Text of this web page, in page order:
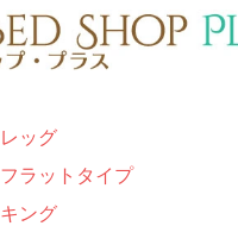
レッグ
フラットタイプ
キング